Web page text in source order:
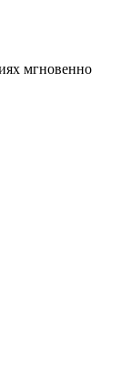
мгновенно